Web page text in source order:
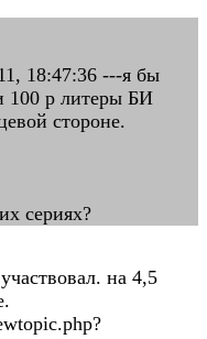
18:47:36 ---я бы
100 р литеры БИ
стороне.
сериях?
на 4,5